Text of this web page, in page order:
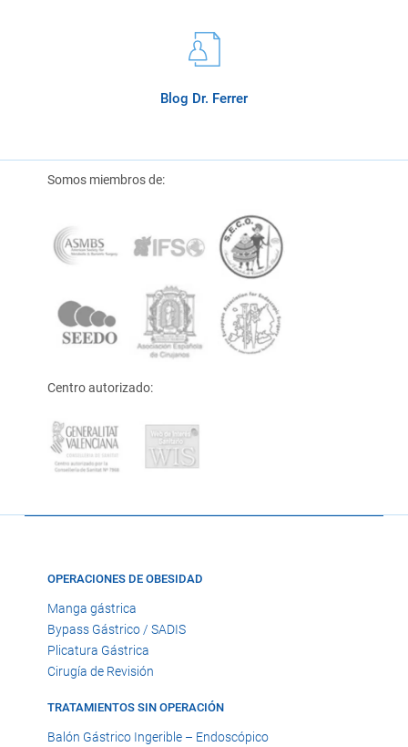
Blog Dr. Ferrer
Somos miembros de:
Centro autorizado:
OPERACIONES DE OBESIDAD
Manga gástrica
Bypass Gástrico / SADIS
Plicatura Gástrica
Cirugía de Revisión
TRATAMIENTOS SIN OPERACIÓN
Balón Gástrico Ingerible – Endoscópico